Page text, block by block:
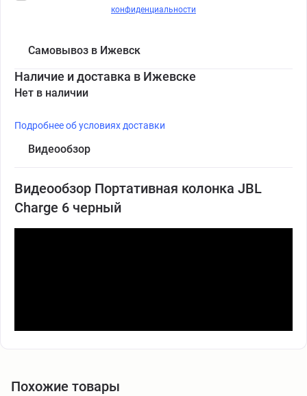
конфиденциальности
Самовывоз в Ижевск
Наличие и доставка в Ижевске
Нет в наличии
Подробнее об условиях доставки
Видеообзор
Видеообзор Портативная колонка JBL
Charge 6 черный
Похожие товары